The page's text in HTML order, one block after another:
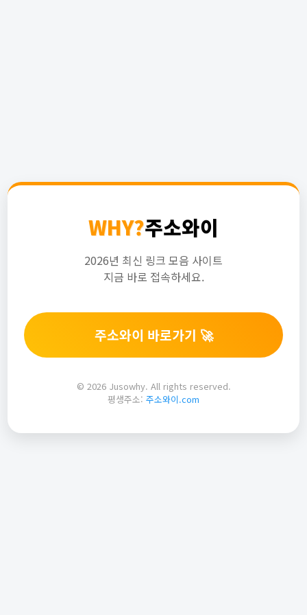
WHY?주소와이
2026년 최신 링크 모음 사이트
지금 바로 접속하세요.
주소와이 바로가기 🚀
© 2026 Jusowhy. All rights reserved.
평생주소: 주소와이.com